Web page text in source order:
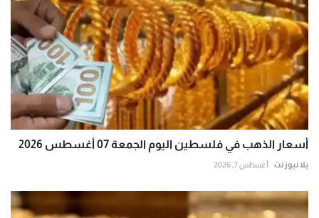
أسعار الذهب في فلسطين اليوم الجمعة 07 أغسطس 2026
يلا نيوز نت أغسطس 7, 2026